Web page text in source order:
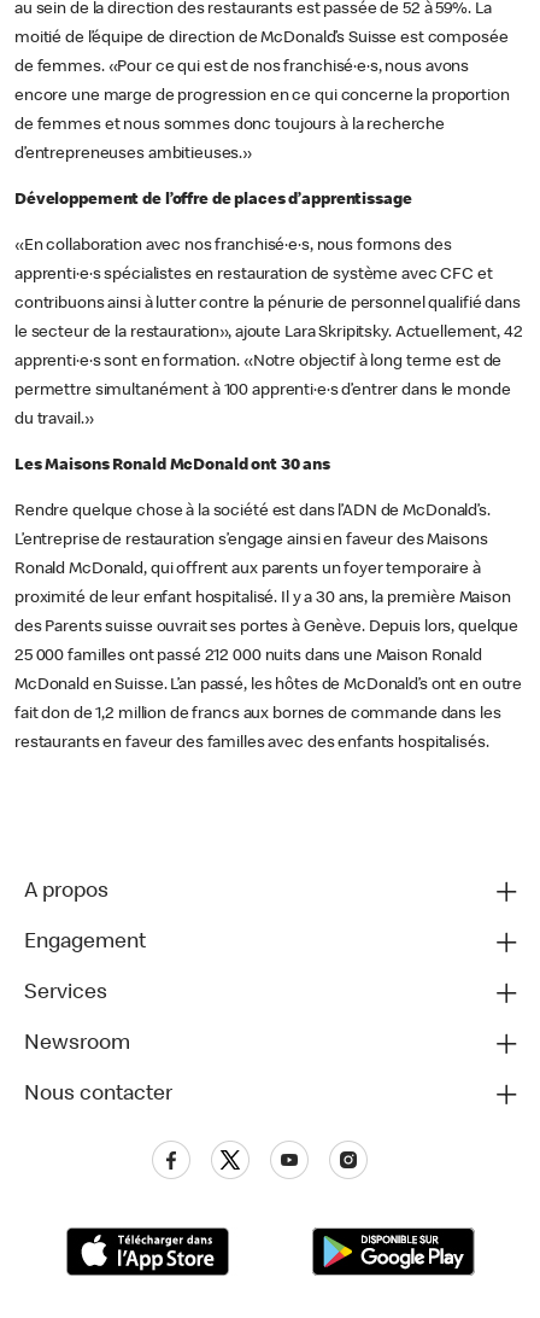
au sein de la direction des restaurants est passée de 52 à 59%. La
moitié de l’équipe de direction de McDonald’s Suisse est composée
de femmes. «Pour ce qui est de nos franchisé·e·s, nous avons
encore une marge de progression en ce qui concerne la proportion
de femmes et nous sommes donc toujours à la recherche
d’entrepreneuses ambitieuses.»
Développement de l’offre de places d’apprentissage
«En collaboration avec nos franchisé·e·s, nous formons des
apprenti·e·s spécialistes en restauration de système avec CFC et
contribuons ainsi à lutter contre la pénurie de personnel qualifié dans
le secteur de la restauration», ajoute Lara Skripitsky. Actuellement, 42
apprenti·e·s sont en formation. «Notre objectif à long terme est de
permettre simultanément à 100 apprenti·e·s d’entrer dans le monde
du travail.»
Les Maisons Ronald McDonald ont 30 ans
Rendre quelque chose à la société est dans l’ADN de McDonald’s.
L’entreprise de restauration s’engage ainsi en faveur des Maisons
Ronald McDonald, qui offrent aux parents un foyer temporaire à
proximité de leur enfant hospitalisé. Il y a 30 ans, la première Maison
des Parents suisse ouvrait ses portes à Genève. Depuis lors, quelque
25 000 familles ont passé 212 000 nuits dans une Maison Ronald
McDonald en Suisse. L’an passé, les hôtes de McDonald’s ont en outre
fait don de 1,2 million de francs aux bornes de commande dans les
restaurants en faveur des familles avec des enfants hospitalisés.
A propos
Engagement
Services
Newsroom
Nous contacter